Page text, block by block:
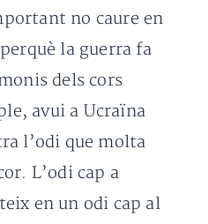
no caure en
la guerra fa
dels cors
avui a Ucraïna
l’odi que molta
L’odi cap a
en un odi cap al